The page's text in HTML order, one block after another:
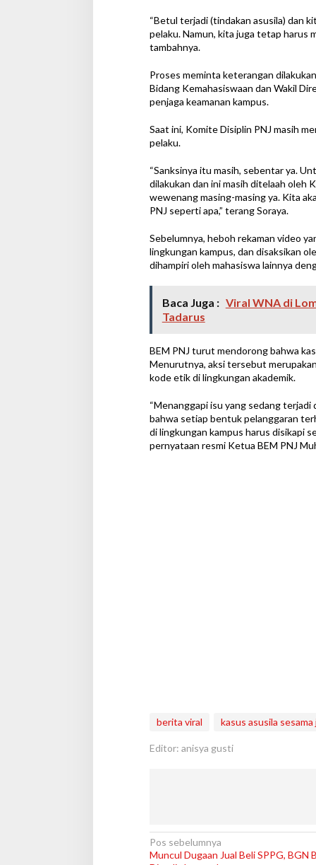
“Betul terjadi (tindakan asusila) dan
pelaku. Namun, kita juga tetap harus
tambahnya.
Proses meminta keterangan
Bidang Kemahasiswaan dan Wakil
penjaga keamanan kampus.
Saat ini, Komite Disiplin PNJ masih
pelaku.
“Sanksinya itu masih, sebentar ya.
dilakukan dan ini masih ditelaah oleh
wewenang masing-masing ya. Kita
PNJ seperti apa,” terang Soraya.
Sebelumnya, heboh rekaman video
lingkungan kampus, dan disaksikan
dihampiri oleh mahasiswa lainnya
Baca Juga : Viral WNA di
Tadarus
BEM PNJ turut mendorong bahwa
Menurutnya, aksi tersebut
kode etik di lingkungan akademik.
“Menanggapi isu yang sedang terjadi
bahwa setiap bentuk pelanggaran
di lingkungan kampus harus disikapi
pernyataan resmi Ketua BEM PNJ
berita viral kasus asusila sesama
Editor: anisya gusti
N
Pos sebelumnya
Muncul Dugaan Jual Beli SPPG, BGN